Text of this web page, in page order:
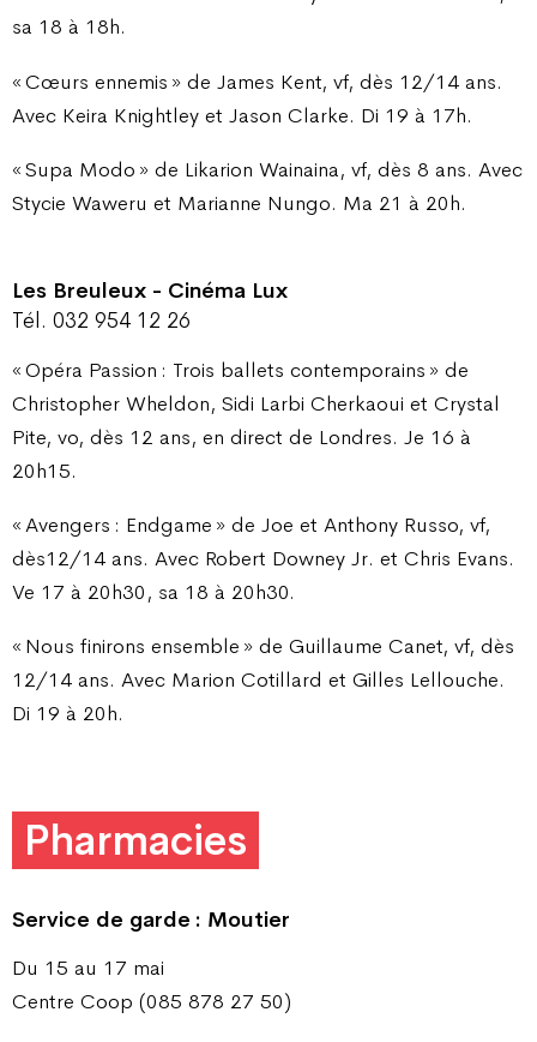
sa 18 à 18h.
« Cœurs ennemis » de James Kent, vf, dès 12/14 ans.
Avec Keira Knightley et Jason Clarke. Di 19 à 17h.
« Supa Modo » de Likarion Wainaina, vf, dès 8 ans. Avec
Stycie Waweru et Marianne Nungo. Ma 21 à 20h.
Les Breuleux - Cinéma Lux
Tél. 032 954 12 26
« Opéra Passion : Trois ballets contemporains » de
Christopher Wheldon, Sidi Larbi Cherkaoui et Crystal
Pite, vo, dès 12 ans, en direct de Londres. Je 16 à
20h15.
« Avengers : Endgame » de Joe et Anthony Russo, vf,
dès12/14 ans. Avec Robert Downey Jr. et Chris Evans.
Ve 17 à 20h30, sa 18 à 20h30.
« Nous finirons ensemble » de Guillaume Canet, vf, dès
12/14 ans. Avec Marion Cotillard et Gilles Lellouche.
Di 19 à 20h.
Pharmacies
Service de garde : Moutier
Du 15 au 17 mai
Centre Coop (085 878 27 50)